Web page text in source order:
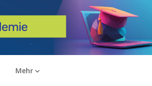
Mehr